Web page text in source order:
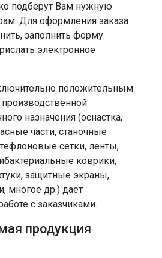
подберут Вам нужную
Для оформления заказа
заполнить форму
электронное
положительным
назначения (оснастка,
части, станочные
сетки, ленты,
коврики,
защитные экраны,
многое др.) даёт
с заказчиками.
продукция